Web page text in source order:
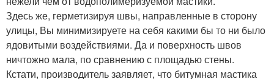
Здесь же, герметизируя швы, направленные в сторону
улицы, Вы минимизируете на себя какими бы то ни было
ядовитыми воздействиями. Да и поверхность швов
ничтожно мала, по сравнению с площадью стены.
Кстати, производитель заявляет, что битумная мастика